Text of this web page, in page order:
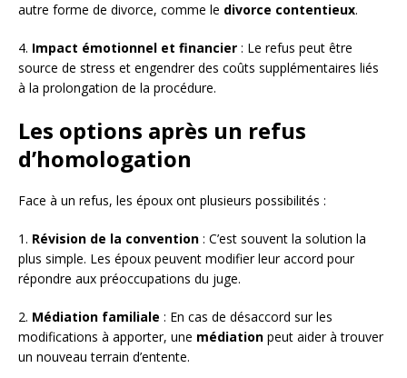
autre forme de divorce, comme le divorce contentieux.
4. Impact émotionnel et financier : Le refus peut être
source de stress et engendrer des coûts supplémentaires liés
à la prolongation de la procédure.
Les options après un refus
d’homologation
Face à un refus, les époux ont plusieurs possibilités :
1. Révision de la convention : C’est souvent la solution la
plus simple. Les époux peuvent modifier leur accord pour
répondre aux préoccupations du juge.
2. Médiation familiale : En cas de désaccord sur les
modifications à apporter, une médiation peut aider à trouver
un nouveau terrain d’entente.